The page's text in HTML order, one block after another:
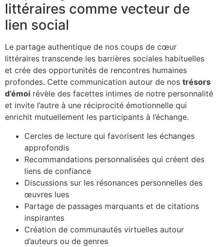
littéraires comme vecteur de
lien social
Le partage authentique de nos coups de cœur
littéraires transcende les barrières sociales habituelles
et crée des opportunités de rencontres humaines
profondes. Cette communication autour de nos trésors
d’émoi révèle des facettes intimes de notre personnalité
et invite l’autre à une réciprocité émotionnelle qui
enrichit mutuellement les participants à l’échange.
Cercles de lecture qui favorisent les échanges
approfondis
Recommandations personnalisées qui créent des
liens de confiance
Discussions sur les résonances personnelles des
œuvres lues
Partage de passages marquants et de citations
inspirantes
Création de communautés virtuelles autour
d’auteurs ou de genres